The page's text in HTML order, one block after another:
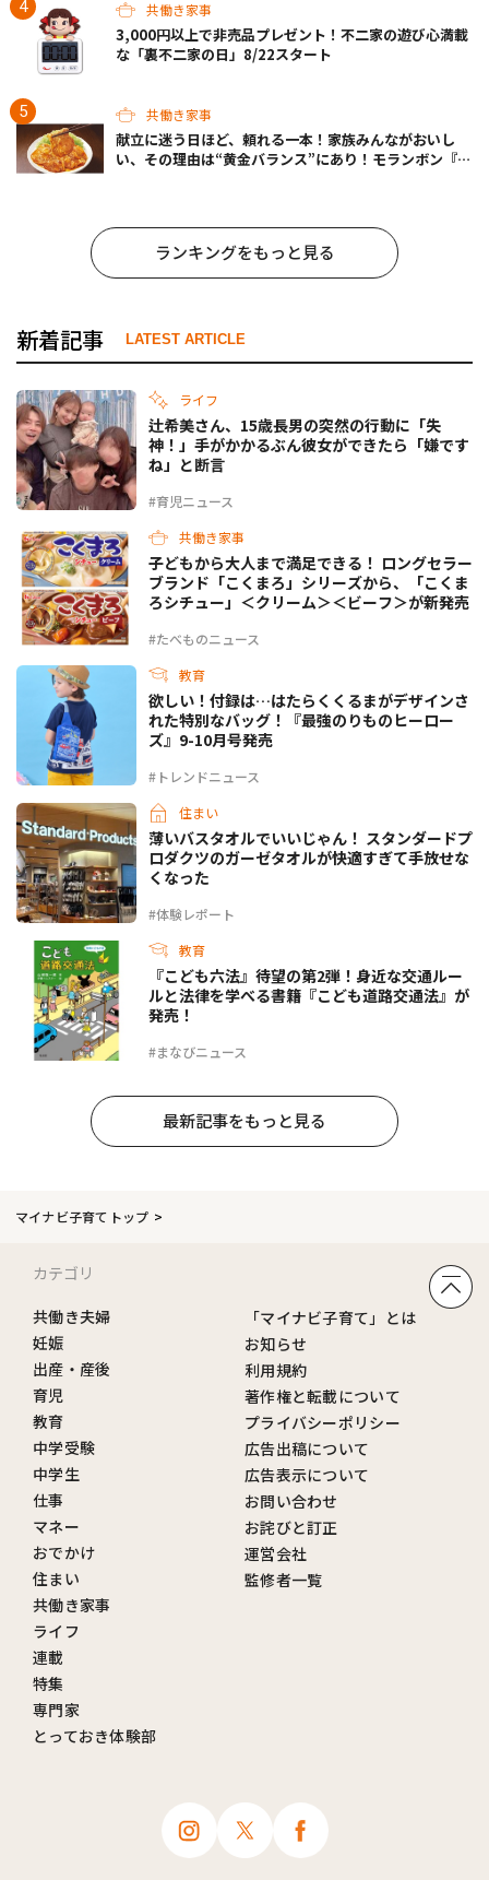
共働き家事
3,000円以上で非売品プレゼント！不二家の遊び心満載
な「裏不二家の日」8/22スタート
共働き家事
献立に迷う日ほど、頼れる一本！家族みんながおいし
い、その理由は“黄金バランス”にあり！モランボン『生
ランキングをもっと見る
新着記事 LATEST ARTICLE
ライフ
#育児ニュース
辻希美さん、15歳長男の突然の行動に「失
神！」手がかかるぶん彼女ができたら「嫌です
ね」と断言
共働き家事
#たべものニュース
子どもから大人まで満足できる！ ロングセラー
ブランド「こくまろ」シリーズから、「こくま
ろシチュー」＜クリーム＞＜ビーフ＞が新発売
教育
#トレンドニュース
欲しい！付録は…はたらくくるまがデザインさ
れた特別なバッグ！『最強のりものヒーロー
ズ』9-10月号発売
住まい
#体験レポート
薄いバスタオルでいいじゃん！ スタンダードプ
ロダクツのガーゼタオルが快適すぎて手放せな
くなった
教育
#まなびニュース
『こども六法』待望の第2弾！身近な交通ルー
ルと法律を学べる書籍『こども道路交通法』が
発売！
最新記事をもっと見る
マイナビ子育てトップ
カテゴリ
共働き夫婦
妊娠
出産・産後
育児
教育
中学受験
中学生
仕事
マネー
おでかけ
住まい
共働き家事
ライフ
連載
特集
専門家
とっておき体験部
「マイナビ子育て」とは
お知らせ
利用規約
著作権と転載について
プライバシーポリシー
広告出稿について
広告表示について
お問い合わせ
お詫びと訂正
運営会社
監修者一覧